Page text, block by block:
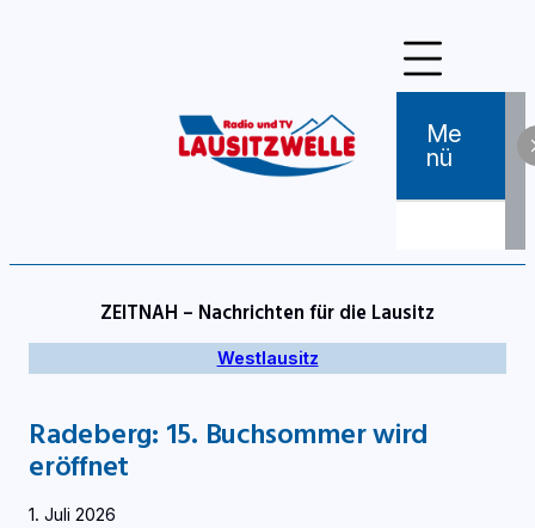
Me
Nü
ZEITNAH – Nachrichten für die Lausitz
Westlausitz
Radeberg: 15. Buchsommer wird
eröffnet
1. Juli 2026